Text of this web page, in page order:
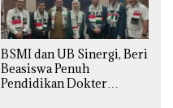
BSMI dan UB Sinergi, Beri
Beasiswa Penuh
Pendidikan Dokter